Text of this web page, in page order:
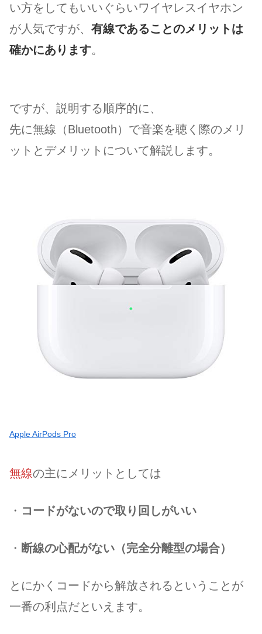
い方をしてもいいぐらいワイヤレスイヤホン
が人気ですが、 有線であることのメリットは
確かにあります。
ですが、説明する順序的に、
先に無線（Bluetooth）で音楽を聴く際のメリ
ットとデメリットについて解説します。
Apple AirPods Pro
無線の主にメリットとしては
・ コードがないので取り回しがいい
・ 断線の心配がない（完全分離型の場合）
とにかくコードから解放されるということが
一番の利点だといえます。